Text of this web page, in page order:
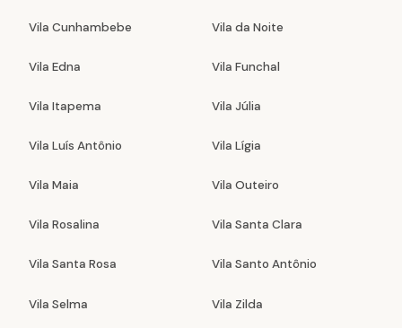
Vila Cunhambebe Vila da Noite
Vila Edna Vila Funchal
Vila Itapema Vila Júlia
Vila Luís Antônio Vila Lígia
Vila Maia Vila Outeiro
Vila Rosalina Vila Santa Clara
Vila Santa Rosa Vila Santo Antônio
Vila Selma Vila Zilda